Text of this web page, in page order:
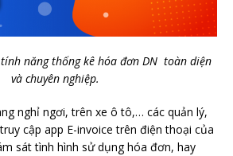
năng thống kê hóa đơn DN toàn diện
và chuyên nghiệp.
nghỉ ngơi, trên xe ô tô,… các quản lý,
cập app E-invoice trên điện thoại của
sát tình hình sử dụng hóa đơn, hay